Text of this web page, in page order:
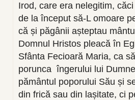
Irod, care era nelegitim,
de la început să-L omoare
că și păgânii așteptau
Domnul Hristos pleacă în
Sfânta Fecioară Maria, ca
porunca îngerului lui
pământul poporului Său și
din frică sau din lașitate, ci